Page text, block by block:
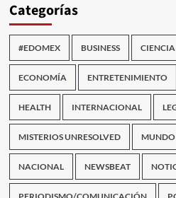
Categorías
#EDOMEX BUSINESS CIENCIA
ECONOMÍA ENTRETENIMIENTO
HEALTH INTERNACIONAL
MISTERIOS UNRESOLVED MUNDO
NACIONAL NEWSBEAT